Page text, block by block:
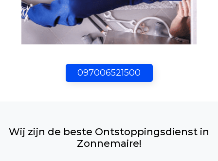
097006521500
Wij zijn de beste Ontstoppingsdienst in
Zonnemaire!